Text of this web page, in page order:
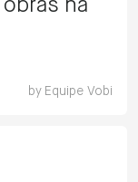
na
by Equipe Vobi